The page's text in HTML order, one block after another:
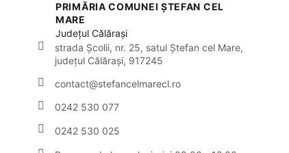
PRIMĂRIA COMUNEI ȘTEFAN CEL
MARE
JudețulCălărași
strada Școlii, nr. 25, satul Ștefan cel Mare,
județul Călărași, 917245
contact@stefancelmarecl.ro
0242 530 077
0242 530 025